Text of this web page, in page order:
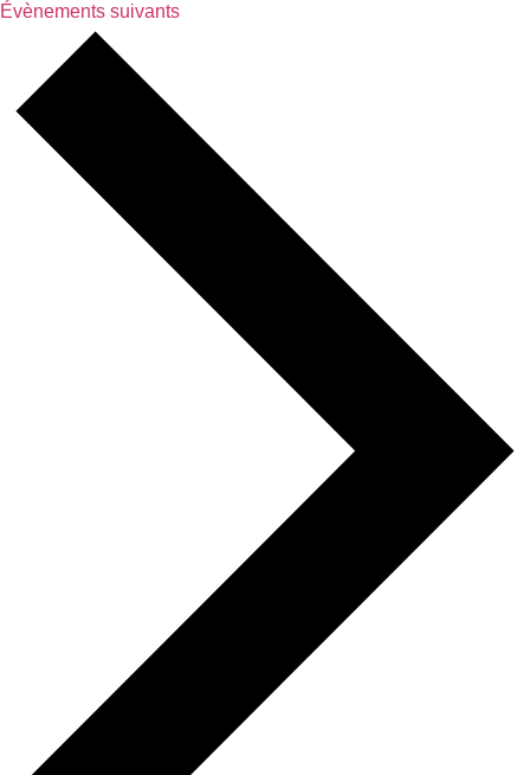
Évènements suivants